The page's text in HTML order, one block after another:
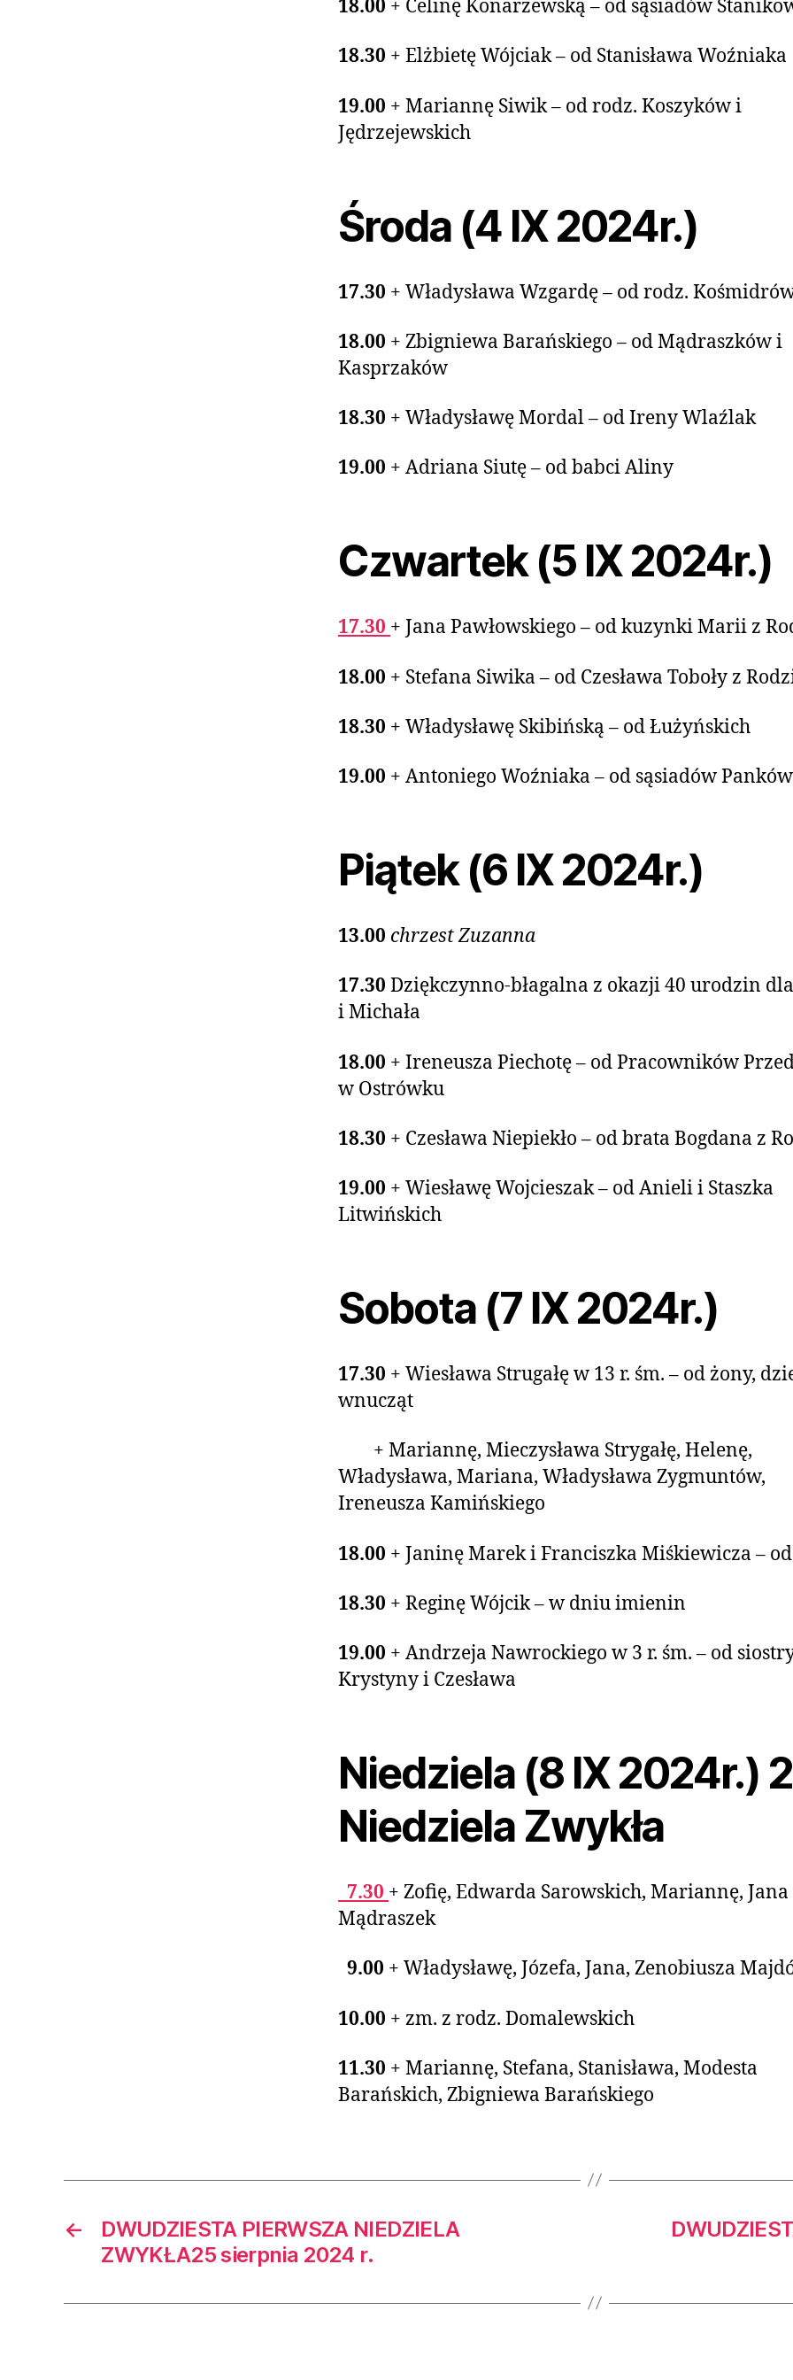
18.00 + Celinę Konarzewską – od sąsiadów
18.30 + Elżbietę Wójciak – od Stanisława Woźniaka
19.00 + Mariannę Siwik – od rodz. Koszyków i
Jędrzejewskich
Środa (4 IX 2024r.)
17.30 + Władysława Wzgardę – od rodz.
18.00 + Zbigniewa Barańskiego – od Mądraszków i
Kasprzaków
18.30 + Władysławę Mordal – od Ireny Wlaźlak
19.00 + Adriana Siutę – od babci Aliny
Czwartek (5 IX 2024r.)
17.30 + Jana Pawłowskiego – od kuzynki Marii z
18.00 + Stefana Siwika – od Czesława Toboły z
18.30 + Władysławę Skibińską – od Łużyńskich
19.00 + Antoniego Woźniaka – od sąsiadów Panków
Piątek (6 IX 2024r.)
13.00 chrzest Zuzanna
17.30 Dziękczynno-błagalna z okazji 40 urodzin
i Michała
18.00 + Ireneusza Piechotę – od Pracowników
w Ostrówku
18.30 + Czesława Niepiekło – od brata Bogdana z
19.00 + Wiesławę Wojcieszak – od Anieli i Staszka
Litwińskich
Sobota (7 IX 2024r.)
17.30 + Wiesława Strugałę w 13 r. śm. – od żony,
wnucząt
+ Mariannę, Mieczysława Strygałę, Helenę,
Władysława, Mariana, Władysława Zygmuntów,
Ireneusza Kamińskiego
18.00 + Janinę Marek i Franciszka Miśkiewicza –
18.30 + Reginę Wójcik – w dniu imienin
19.00 + Andrzeja Nawrockiego w 3 r. śm. – od
Krystyny i Czesława
Niedziela (8 IX 2024r.)
Niedziela Zwykła
7.30 + Zofię, Edwarda Sarowskich, Mariannę, Jana
Mądraszek
9.00 + Władysławę, Józefa, Jana, Zenobiusza
10.00 + zm. z rodz. Domalewskich
11.30 + Mariannę, Stefana, Stanisława, Modesta
Barańskich, Zbigniewa Barańskiego
←
DWUDZIESTA PIERWSZA NIEDZIELA
ZWYKŁA25 sierpnia 2024 r.